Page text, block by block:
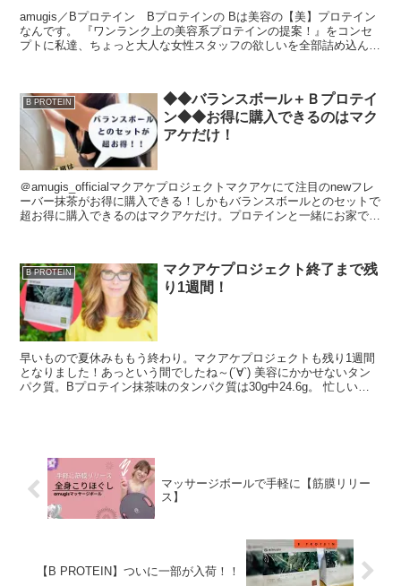
amugis／Bプロテイン Bプロテインの Bは美容の【美】プロテイン
なんです。 『ワンランク上の美容系プロテインの提案！』をコンセ
プトに私達、ちょっと大人な女性スタッフの欲しいを全部詰め込んだ
B PROTEIN
◆◆バランスボール＋Ｂプロテイ
ン◆◆お得に購入できるのはマク
アケだけ！
＠amugis_officialマクアケプロジェクトマクアケにて注目のnewフレ
ーバー抹茶がお得に購入できる！しかもバランスボールとのセットで
超お得に購入できるのはマクアケだけ。プロテインと一緒にお家で運
B PROTEIN
マクアケプロジェクト終了まで残
り1週間！
早いもので夏休みももう終わり。マクアケプロジェクトも残り1週間
となりました！あっという間でしたね～(´∀`) 美容にかかせないタン
パク質。Bプロテイン抹茶味のタンパク質は30g中24.6g。 忙しい朝
マッサージボールで手軽に【筋膜リリー
ス】
【B PROTEIN】ついに一部が入荷！！